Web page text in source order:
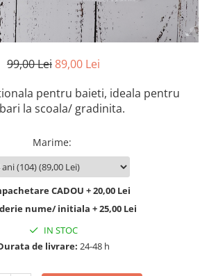
99,00 Lei89,00 Lei
pentru baieti, ideala pentru
la scoala/ gradinita.
Marime:
CADOU + 20,00 Lei
nume/ initiala + 25,00 Lei
IN STOC
de livrare: 24-48 h